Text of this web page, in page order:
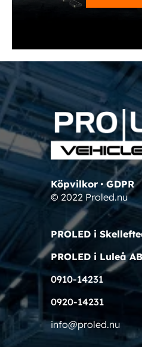
Köpvilkor•GDPR
© 2022 Proled.nu
PROLED i
PROLED i Luleå AB
0910-14231
0920-14231
info@proled.nu